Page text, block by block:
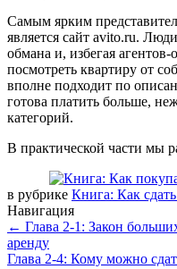
Самым ярким
является сайт avito.ru.
обмана и, избегая
посмотреть квартиру от
вполне подходит по
готова платить больше,
категорий.
В практической части мы
в рубрике Книга: Как
Навигация
← Глава 2-1: Закон
аренду
Глава 2-4: Кому можно